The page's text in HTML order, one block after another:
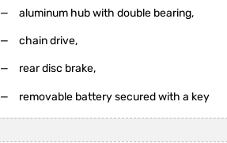
aluminum hub with double bearing,
chain drive,
rear disc brake,
removable battery secured with a key